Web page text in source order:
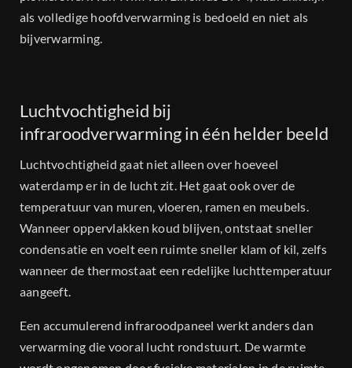
als volledige hoofdverwarming is bedoeld en niet als
bijverwarming.
Luchtvochtigheid bij
infraroodverwarming in één helder beeld
Luchtvochtigheid gaat niet alleen over hoeveel
waterdamp er in de lucht zit. Het gaat ook over de
temperatuur van muren, vloeren, ramen en meubels.
Wanneer oppervlakken koud blijven, ontstaat sneller
condensatie en voelt een ruimte sneller klam of kil, zelfs
wanneer de thermostaat een redelijke luchttemperatuur
aangeeft.
Een accumulerend infraroodpaneel werkt anders dan
verwarming die vooral lucht rondstuurt. De warmte